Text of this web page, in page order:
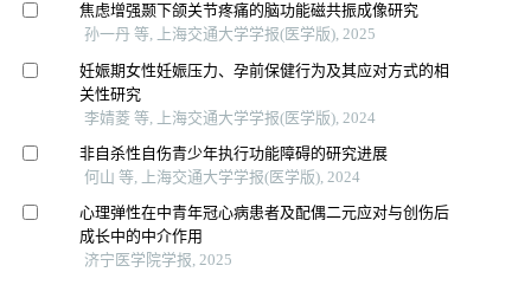
焦虑增强颞下颌关节疼痛的脑功能磁共振成像研究
孙一丹 等, 上海交通大学学报(医学版), 2025
妊娠期女性妊娠压力、孕前保健行为及其应对方式的相
关性研究
李婧菱 等, 上海交通大学学报(医学版), 2024
非自杀性自伤青少年执行功能障碍的研究进展
何山 等, 上海交通大学学报(医学版), 2024
心理弹性在中青年冠心病患者及配偶二元应对与创伤后
成长中的中介作用
济宁医学院学报, 2025